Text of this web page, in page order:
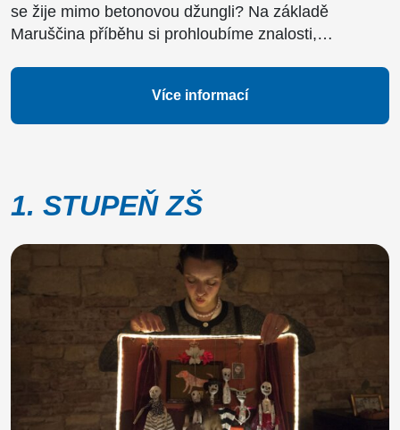
se žije mimo betonovou džungli? Na základě
Maruščina příběhu si prohloubíme znalosti,…
Více informací
1. STUPEŇ ZŠ